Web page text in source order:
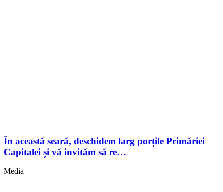
În această seară, deschidem larg porțile Primăriei
Capitalei și vă invităm să re…
Media